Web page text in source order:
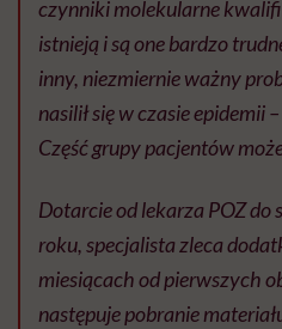
czynniki molekularne
istnieją i są one bardzo
inny, niezmiernie ważny
nasilił się w czasie epidemii
Część grupy pacjentów
Dotarcie od lekarza POZ do
roku, specjalista zleca
miesiącach od pierwszych
następuje pobranie